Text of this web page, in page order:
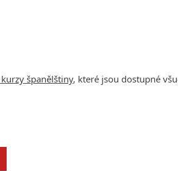
španělštiny, které jsou dostupné